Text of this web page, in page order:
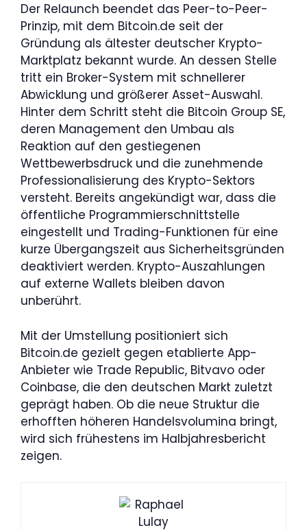
Der Relaunch beendet das Peer-to-Peer-
Prinzip, mit dem Bitcoin.de seit der
Gründung als ältester deutscher Krypto-
Marktplatz bekannt wurde. An dessen Stelle
tritt ein Broker-System mit schnellerer
Abwicklung und größerer Asset-Auswahl.
Hinter dem Schritt steht die Bitcoin Group SE,
deren Management den Umbau als
Reaktion auf den gestiegenen
Wettbewerbsdruck und die zunehmende
Professionalisierung des Krypto-Sektors
versteht. Bereits angekündigt war, dass die
öffentliche Programmierschnittstelle
eingestellt und Trading-Funktionen für eine
kurze Übergangszeit aus Sicherheitsgründen
deaktiviert werden. Krypto-Auszahlungen
auf externe Wallets bleiben davon
unberührt.
Mit der Umstellung positioniert sich
Bitcoin.de gezielt gegen etablierte App-
Anbieter wie Trade Republic, Bitvavo oder
Coinbase, die den deutschen Markt zuletzt
geprägt haben. Ob die neue Struktur die
erhofften höheren Handelsvolumina bringt,
wird sich frühestens im Halbjahresbericht
zeigen.